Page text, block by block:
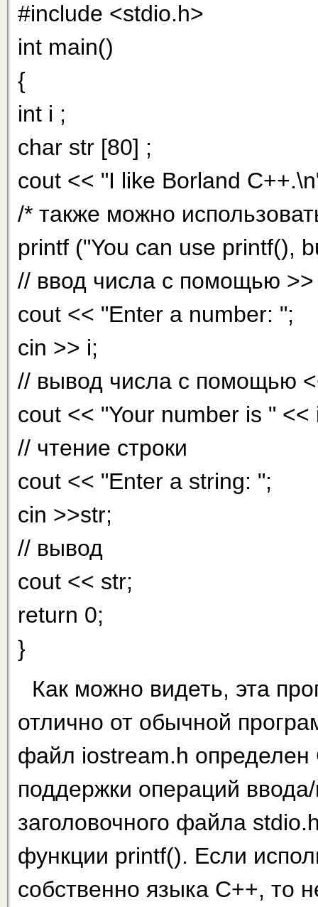
#include <stdio.h>
int main()
{
int i ;
char str [80] ;
cout << "I like Borland
/* также можно
printf ("You can use printf(),
// ввод числа с помощью >>
cout << "Enter a number: ";
cin >> i;
// вывод числа с помощью
cout << "Your number is " <<
// чтение строки
cout << "Enter a string: ";
cin >>str;
// вывод
cout << str;
return 0;
}
Как можно видеть, эта
отлично от обычной
файл iostream.h
поддержки операций
заголовочного файла
функции printf(). Если
собственно языка С++, то